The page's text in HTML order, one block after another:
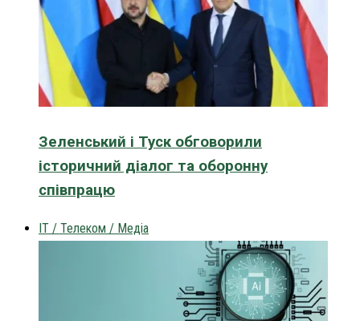
Зеленський і Туск обговорили
історичний діалог та оборонну
співпрацю
IT / Телеком / Медіа